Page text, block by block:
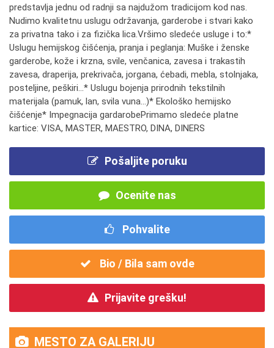
predstavlja jednu od radnji sa najdužom tradicijom kod nas.
Nudimo kvalitetnu uslugu održavanja, garderobe i stvari kako
za privatna tako i za fizička lica.Vršimo sledeće usluge i to:*
Uslugu hemijskog čišćenja, pranja i peglanja: Muške i ženske
garderobe, kože i krzna, svile, venčanica, zavesa i trakastih
zavesa, draperija, prekrivača, jorgana, ćebadi, mebla, stolnjaka,
posteljine, peškiri...* Uslugu bojenja prirodnih tekstilnih
materijala (pamuk, lan, svila vuna...)* Ekološko hemijsko
čišćenje* Impegnacija gardarobePrimamo sledeće platne
kartice: VISA, MASTER, MAESTRO, DINA, DINERS
Pošaljite poruku
Ocenite nas
Pohvalite
Bio / Bila sam ovde
Prijavite grešku!
MESTO ZA GALERIJU